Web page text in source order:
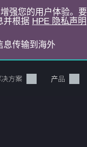
强您的用户体验。要
并根据 HPE 隐私声明
息传输到海外
方案 产品